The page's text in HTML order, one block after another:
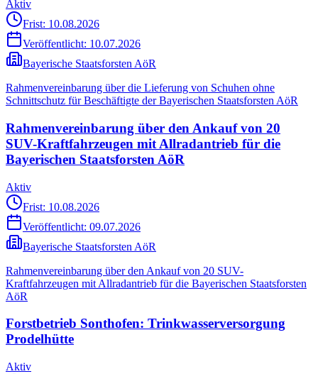
Aktiv
Frist: 10.08.2026
Veröffentlicht: 10.07.2026
Bayerische Staatsforsten AöR
Rahmenvereinbarung über die Lieferung von Schuhen ohne
Schnittschutz für Beschäftigte der Bayerischen Staatsforsten AöR
Rahmenvereinbarung über den Ankauf von 20
SUV-Kraftfahrzeugen mit Allradantrieb für die
Bayerischen Staatsforsten AöR
Aktiv
Frist: 10.08.2026
Veröffentlicht: 09.07.2026
Bayerische Staatsforsten AöR
Rahmenvereinbarung über den Ankauf von 20 SUV-
Kraftfahrzeugen mit Allradantrieb für die Bayerischen Staatsforsten
AöR
Forstbetrieb Sonthofen: Trinkwasserversorgung
Prodelhütte
Aktiv